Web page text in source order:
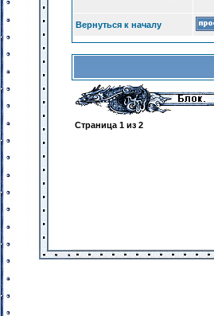
Вернуться к началу
Страница 1 из 2